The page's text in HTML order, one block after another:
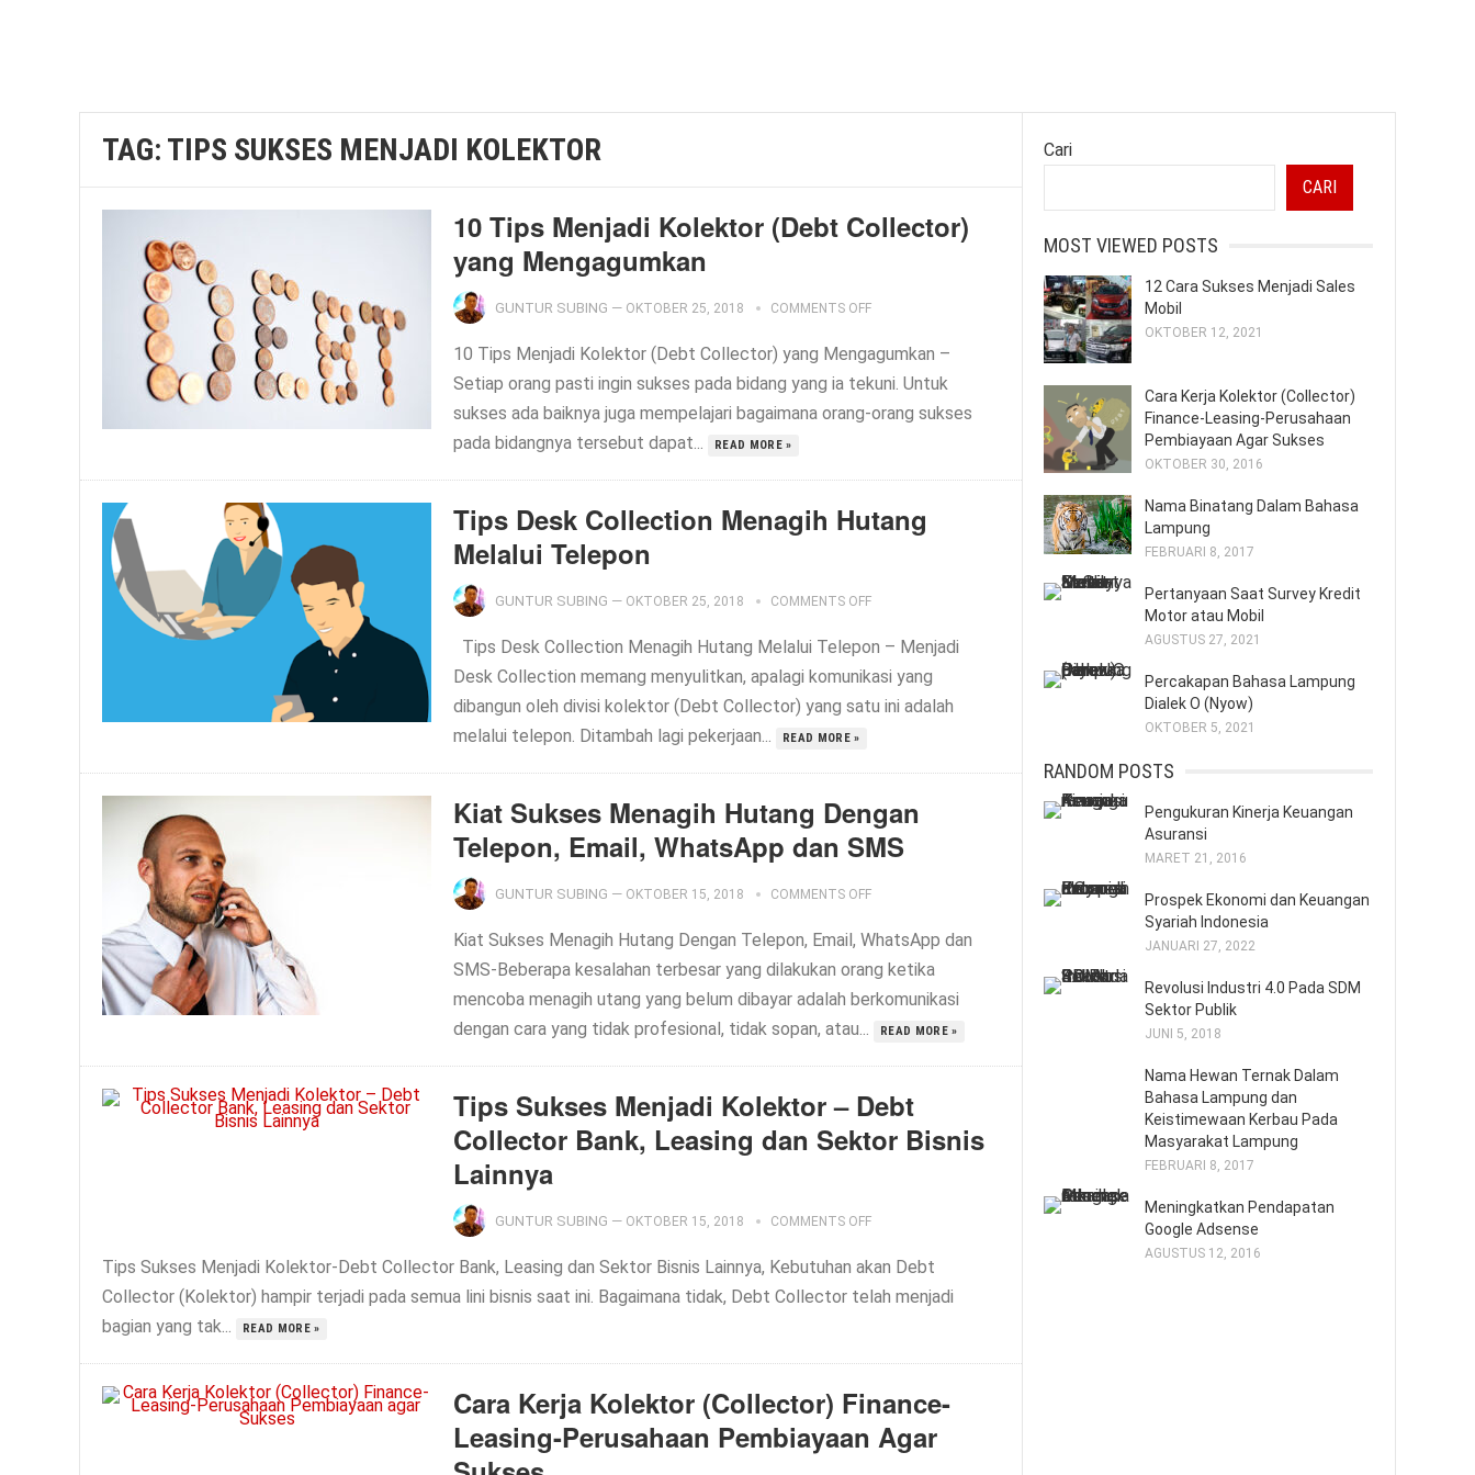
TAG: TIPS SUKSES MENJADI KOLEKTOR
10 Tips Menjadi Kolektor (Debt Collector)
yang Mengagumkan
GUNTUR SUBING — OKTOBER 25, 2018 COMMENTS OFF
10 Tips Menjadi Kolektor (Debt Collector) yang Mengagumkan –
Setiap orang pasti ingin sukses pada bidang yang ia tekuni. Untuk
sukses ada baiknya juga mempelajari bagaimana orang-orang sukses
pada bidangnya tersebut dapat...
READ MORE »
Tips Desk Collection Menagih Hutang
Melalui Telepon
GUNTUR SUBING — OKTOBER 25, 2018 COMMENTS OFF
Tips Desk Collection Menagih Hutang Melalui Telepon – Menjadi
Desk Collection memang menyulitkan, apalagi komunikasi yang
dibangun oleh divisi kolektor (Debt Collector) yang satu ini adalah
melalui telepon. Ditambah lagi pekerjaan...
READ MORE »
Kiat Sukses Menagih Hutang Dengan
Telepon, Email, WhatsApp dan SMS
GUNTUR SUBING — OKTOBER 15, 2018 COMMENTS OFF
Kiat Sukses Menagih Hutang Dengan Telepon, Email, WhatsApp dan
SMS-Beberapa kesalahan terbesar yang dilakukan orang ketika
mencoba menagih utang yang belum dibayar adalah berkomunikasi
dengan cara yang tidak profesional, tidak sopan, atau...
READ MORE »
Tips Sukses Menjadi Kolektor – Debt
Collector Bank, Leasing dan Sektor Bisnis
Lainnya
GUNTUR SUBING — OKTOBER 15, 2018 COMMENTS OFF
Tips Sukses Menjadi Kolektor-Debt Collector Bank, Leasing dan Sektor Bisnis Lainnya, Kebutuhan akan Debt
Collector (Kolektor) hampir terjadi pada semua lini bisnis saat ini. Bagaimana tidak, Debt Collector telah menjadi
bagian yang tak...
READ MORE »
Cara Kerja Kolektor (Collector) Finance-
Leasing-Perusahaan Pembiayaan Agar
Cari
CARI
MOST VIEWED POSTS
12 Cara Sukses Menjadi Sales
Mobil
OKTOBER 12, 2021
Cara Kerja Kolektor (Collector)
Finance-Leasing-Perusahaan
Pembiayaan Agar Sukses
OKTOBER 30, 2016
Nama Binatang Dalam Bahasa
Lampung
FEBRUARI 8, 2017
Pertanyaan Saat Survey Kredit
Motor atau Mobil
AGUSTUS 27, 2021
Percakapan Bahasa Lampung
Dialek O (Nyow)
OKTOBER 5, 2021
RANDOM POSTS
Pengukuran Kinerja Keuangan
Asuransi
MARET 21, 2016
Prospek Ekonomi dan Keuangan
Syariah Indonesia
JANUARI 27, 2022
Revolusi Industri 4.0 Pada SDM
Sektor Publik
JUNI 5, 2018
Nama Hewan Ternak Dalam
Bahasa Lampung dan
Keistimewaan Kerbau Pada
Masyarakat Lampung
FEBRUARI 8, 2017
Meningkatkan Pendapatan
Google Adsense
AGUSTUS 12, 2016